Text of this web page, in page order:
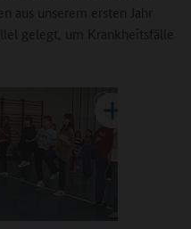
aus unserem ersten Jahr
gelegt, um Krankheitsfälle